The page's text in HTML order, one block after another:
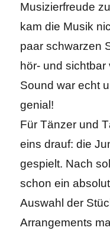
Musizierfreude
kam die Musik
paar schwarzen
hör- und
Sound war echt
genial!
Für Tänzer und
eins drauf: die
gespielt. Nach
schon ein
Auswahl der
Arrangements